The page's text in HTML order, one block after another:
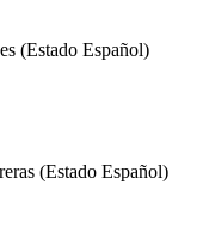
(Estado Español)
(Estado Español)